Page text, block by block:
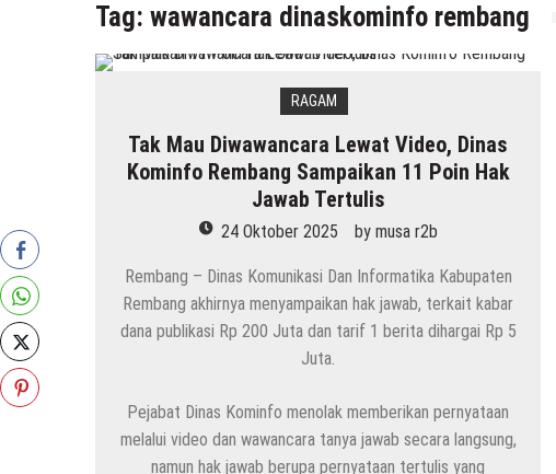
Tag: wawancara dinaskominfo rembang
RAGAM
Tak Mau Diwawancara Lewat Video, Dinas
Kominfo Rembang Sampaikan 11 Poin Hak
Jawab Tertulis
24 Oktober 2025 by musa r2b
Rembang – Dinas Komunikasi Dan Informatika Kabupaten
Rembang akhirnya menyampaikan hak jawab, terkait kabar
dana publikasi Rp 200 Juta dan tarif 1 berita dihargai Rp 5
Juta.
Pejabat Dinas Kominfo menolak memberikan pernyataan
melalui video dan wawancara tanya jawab secara langsung,
namun hak jawab berupa pernyataan tertulis yang